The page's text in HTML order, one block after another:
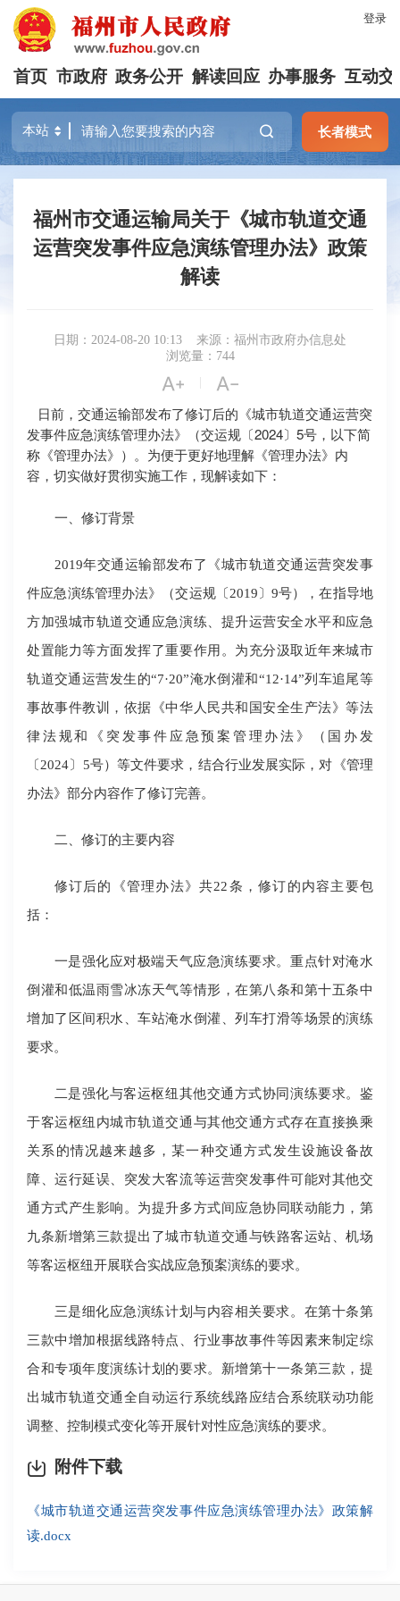
登录
首页 市政府 政务公开 解读回应 办事服务 互动交
长者模式
福州市交通运输局关于《城市轨道交通
运营突发事件应急演练管理办法》政策
解读
日期：2024-08-20 10:13
来源：福州市政府办信息处
浏览量：744
 | 
日前，交通运输部发布了修订后的《城市轨道交通运营突
发事件应急演练管理办法》（交运规〔2024〕5号，以下简
称《管理办法》）。为便于更好地理解《管理办法》内
容，切实做好贯彻实施工作，现解读如下：
一、修订背景
2019年交通运输部发布了《城市轨道交通运营突发事
件应急演练管理办法》（交运规〔2019〕9号），在指导地
方加强城市轨道交通应急演练、提升运营安全水平和应急
处置能力等方面发挥了重要作用。为充分汲取近年来城市
轨道交通运营发生的“7·20”淹水倒灌和“12·14”列车追尾等
事故事件教训，依据《中华人民共和国安全生产法》等法
律法规和《突发事件应急预案管理办法》（国办发
〔2024〕5号）等文件要求，结合行业发展实际，对《管理
办法》部分内容作了修订完善。
二、修订的主要内容
修订后的《管理办法》共22条，修订的内容主要包
括：
一是强化应对极端天气应急演练要求。重点针对淹水
倒灌和低温雨雪冰冻天气等情形，在第八条和第十五条中
增加了区间积水、车站淹水倒灌、列车打滑等场景的演练
要求。
二是强化与客运枢纽其他交通方式协同演练要求。鉴
于客运枢纽内城市轨道交通与其他交通方式存在直接换乘
关系的情况越来越多，某一种交通方式发生设施设备故
障、运行延误、突发大客流等运营突发事件可能对其他交
通方式产生影响。为提升多方式间应急协同联动能力，第
九条新增第三款提出了城市轨道交通与铁路客运站、机场
等客运枢纽开展联合实战应急预案演练的要求。
三是细化应急演练计划与内容相关要求。在第十条第
三款中增加根据线路特点、行业事故事件等因素来制定综
合和专项年度演练计划的要求。新增第十一条第三款，提
出城市轨道交通全自动运行系统线路应结合系统联动功能
调整、控制模式变化等开展针对性应急演练的要求。
附件下载
《城市轨道交通运营突发事件应急演练管理办法》政策解
读.docx